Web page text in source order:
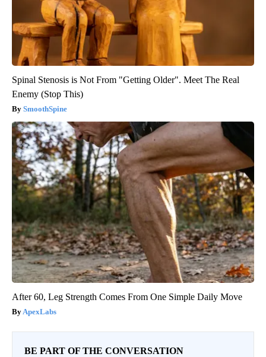
Spinal Stenosis is Not From "Getting Older". Meet The Real
Enemy (Stop This)
SmoothSpine
After 60, Leg Strength Comes From One Simple Daily Move
ApexLabs
BE PART OF THE CONVERSATION